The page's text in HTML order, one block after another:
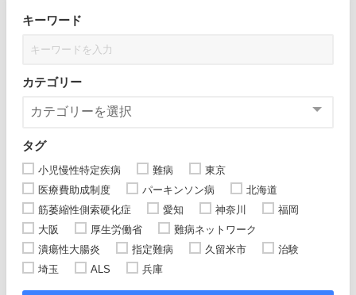
キーワード
カテゴリー
タグ
小児慢性特定疾病 難病
東京
医療費助成制度
パーキンソン病
北海道
筋萎縮性側索硬化症
愛知 神奈川
福岡
大阪
厚生労働省
難病ネットワーク
潰瘍性大腸炎
指定難病 久留米市
治験
埼玉
ALS 兵庫